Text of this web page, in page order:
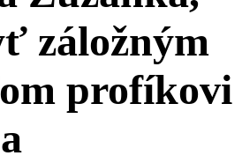
záložným
profíkovi